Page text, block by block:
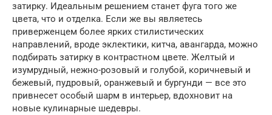
затирку. Идеальным решением станет фуга того же
цвета, что и отделка. Если же вы являетесь
приверженцем более ярких стилистических
направлений, вроде эклектики, китча, авангарда, можно
подбирать затирку в контрастном цвете. Желтый и
изумрудный, нежно-розовый и голубой, коричневый и
бежевый, пудровый, оранжевый и бургунди — все это
привнесет особый шарм в интерьер, вдохновит на
новые кулинарные шедевры.